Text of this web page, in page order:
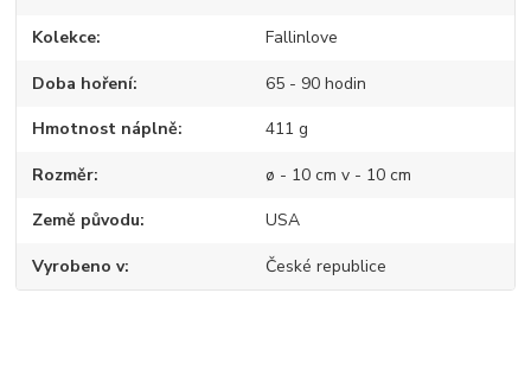
Kolekce Fallinlove
Doba hoření 65 - 90 hodin
Hmotnost náplně 411 g
Rozměr ø - 10 cm v - 10 cm
Země původu USA
Vyrobeno v České republice